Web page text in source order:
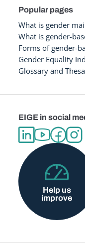
Popular pages
What is gender
What is gender-
Forms of gender-
Gender Equality
Glossary and
EIGE in social
Help us
improve